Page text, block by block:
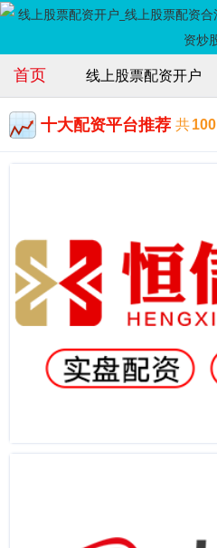
首页 线上股票配资开户
十大配资平台推荐 共100